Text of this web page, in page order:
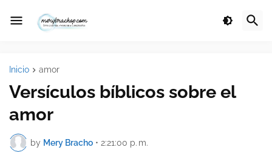
Inicio amor
Versículos bíblicos sobre el
amor
by Mery Bracho • 2:21:00 p. m.